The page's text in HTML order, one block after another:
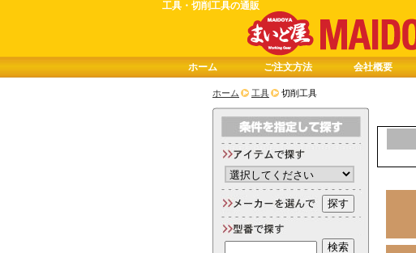
工具・切削工具の通販
ホーム 工具 切削工具
ホーム ご注文方法 会社概要